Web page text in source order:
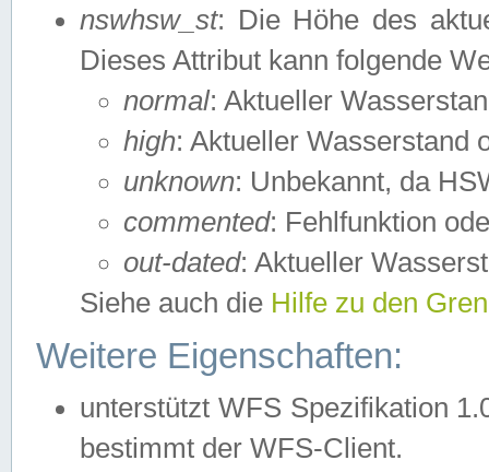
nswhsw_st: Die Höhe des
Dieses Attribut kann folgende
normal: Aktueller
high: Aktueller Wasserstand
unknown: Unbekannt, da
commented: Fehlfunktion
out-dated: Aktueller
Siehe auch die Hilfe zu den
Weitere Eigenschaften:
unterstützt WFS Spezifikation
bestimmt der WFS-Client.